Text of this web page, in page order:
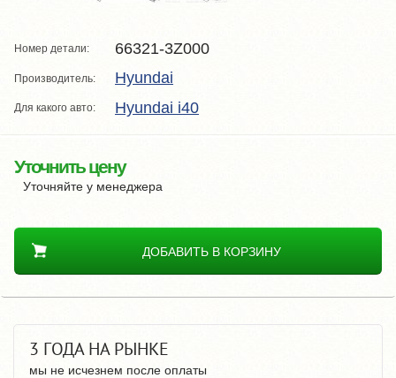
Номер детали: 66321-3Z000
Производитель: Hyundai
Для какого авто: Hyundai i40
Уточнить цену
Уточняйте у менеджера
ДОБАВИТЬ В КОРЗИНУ
3 ГОДА НА РЫНКЕ
мы не исчезнем после оплаты